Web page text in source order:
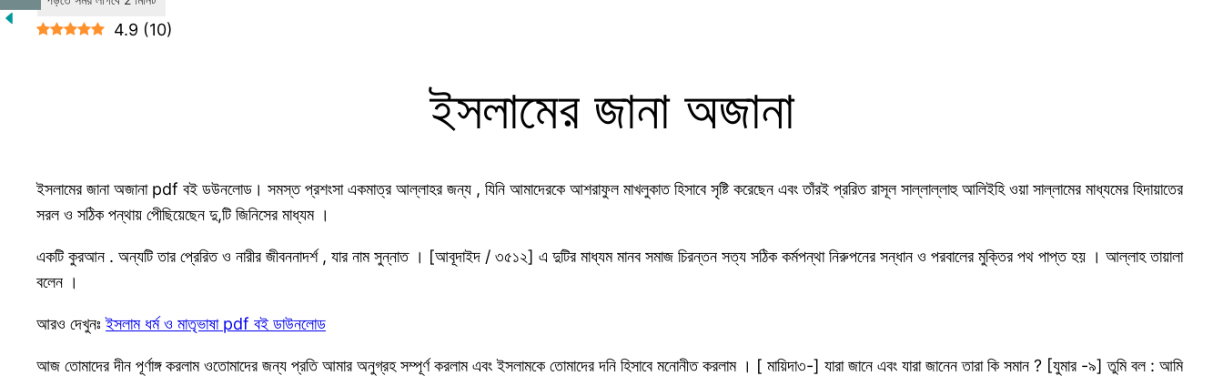
4.9 (10)
ইসলামের জানা অজানা
ইসলামের জানা অজানা pdf বই ডউনলোড। সমস্ত প্রশংসা একমাত্র আল্লাহর জন্য , যিনি আমাদেরকে আশরাফুল মাখলুকাত হিসাবে সৃষ্টি করেছেন এবং তাঁরই প্ররিত রাসূল সাল্লাল্লাহু আলিইহি ওয়া সাল্লামের মাধ্যমের হিদায়াতের
সরল ও সঠিক পন্থায় পেীছিয়েছেন দু,টি জিনিসের মাধ্যম ।
একটি কুরআন . অন্যটি তার প্রেরিত ও নারীর জীবননাদর্শ , যার নাম সুন্নাত । [আবূদাইদ / ৩৫১২] এ দুটির মাধ্যম মানব সমাজ চিরন্তন সত্য সঠিক কর্মপন্থা নিরুপনের সন্ধান ও পরবালের মুক্তির পথ পাপ্ত হয় । আল্লাহ তায়ালা
বলেন ।
আরও দেখুনঃইসলাম ধর্ম ও মাতৃভাষা pdf বই ডাউনলোড
আজ তোমাদের দীন পূর্ণাঙ্গ করলাম ওতোমাদের জন্য প্রতি আমার অনুগ্রহ সম্পূর্ণ করলাম এবং ইসলামকে তোমাদের দনি হিসাবে মনোনীত করলাম । [ মায়িদা৩-] যারা জানে এবং যারা জানেন তারা কি সমান ? [যুমার -৯] তুমি বল : আমি